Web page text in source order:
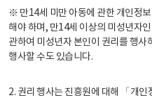
※ 만14세 미만 아동에 관한 개인정
해야 하며, 만14세 이상의 미성년자
관하여 미성년자 본인이 권리를 행
행사할 수도 있습니다.
2. 권리 행사는 진흥원에 대해 「개